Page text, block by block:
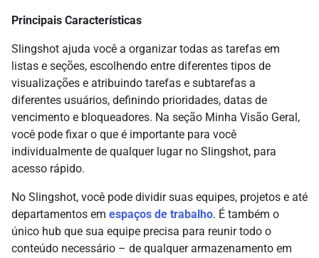
Principais Características
Slingshot ajuda você a organizar todas as tarefas em
listas e seções, escolhendo entre diferentes tipos de
visualizações e atribuindo tarefas e subtarefas a
diferentes usuários, definindo prioridades, datas de
vencimento e bloqueadores. Na seção Minha Visão Geral,
você pode fixar o que é importante para você
individualmente de qualquer lugar no Slingshot, para
acesso rápido.
No Slingshot, você pode dividir suas equipes, projetos e até
departamentos em espaços de trabalho. É também o
único hub que sua equipe precisa para reunir todo o
conteúdo necessário – de qualquer armazenamento em